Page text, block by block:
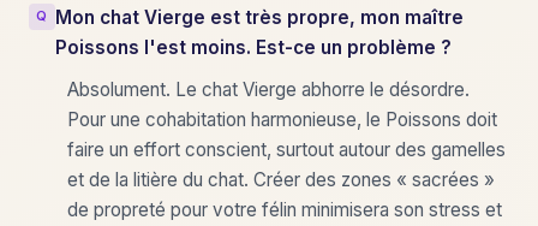
Mon chat Vierge est très propre, mon maître
Poissons l'est moins. Est-ce un problème ?
Absolument. Le chat Vierge abhorre le désordre.
Pour une cohabitation harmonieuse, le Poissons doit
faire un effort conscient, surtout autour des gamelles
et de la litière du chat. Créer des zones « sacrées »
de propreté pour votre félin minimisera son stress et